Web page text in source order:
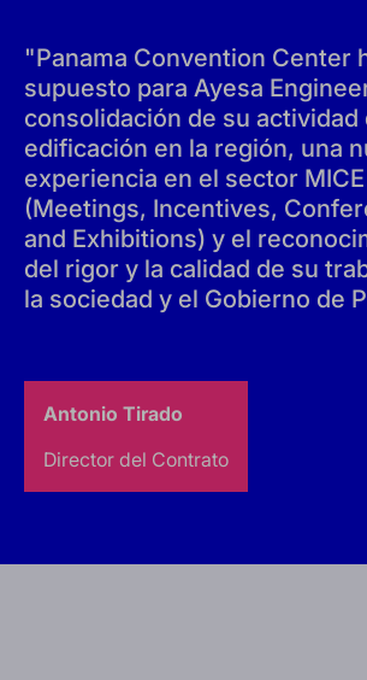
"Panama Convention Center
supuesto para Ayesa
consolidación de su actividad
edificación en la región, una
experiencia en el sector MICE
(Meetings, Incentives,
and Exhibitions) y el
del rigor y la calidad de su
la sociedad y el Gobierno de
Antonio Tirado
Director del Contrato